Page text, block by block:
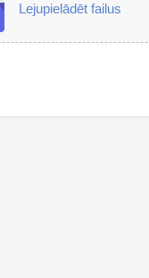
Lejupielādēt failus